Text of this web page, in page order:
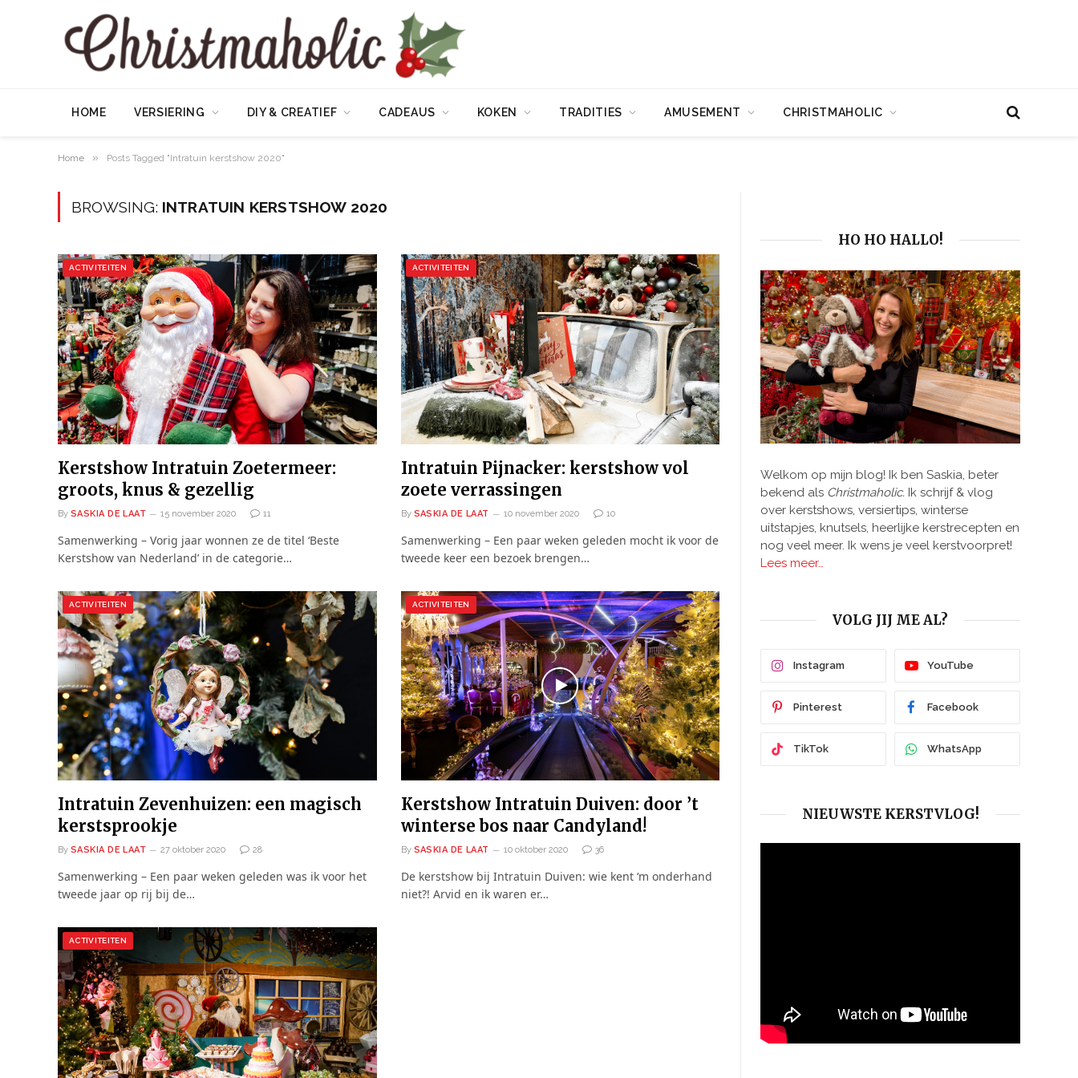
HOME VERSIERING DIY & CREATIEF CADEAUS KOKEN TRADITIES AMUSEMENT CHRISTMAHOLIC
Home » Posts Tagged "Intratuin kerstshow 2020"
BROWSING: INTRATUIN KERSTSHOW 2020
ACTIVITEITEN
Kerstshow Intratuin Zoetermeer:
groots, knus & gezellig
By SASKIA DE LAAT 15 november 2020 11
Samenwerking – Vorig jaar wonnen ze de titel ‘Beste
Kerstshow van Nederland’ in de categorie…
ACTIVITEITEN
Intratuin Pijnacker: kerstshow vol
zoete verrassingen
By SASKIA DE LAAT 10 november 2020 10
Samenwerking – Een paar weken geleden mocht ik voor de
tweede keer een bezoek brengen…
ACTIVITEITEN
Intratuin Zevenhuizen: een magisch
kerstsprookje
By SASKIA DE LAAT 27 oktober 2020 28
Samenwerking – Een paar weken geleden was ik voor het
tweede jaar op rij bij de…
ACTIVITEITEN
Kerstshow Intratuin Duiven: door ’t
winterse bos naar Candyland!
By SASKIA DE LAAT 10 oktober 2020 36
De kerstshow bij Intratuin Duiven: wie kent ‘m onderhand
niet?! Arvid en ik waren er…
ACTIVITEITEN
HO HO HALLO!
Welkom op mijn blog! Ik ben Saskia, beter
bekend als Christmaholic. Ik schrijf & vlog
over kerstshows, versiertips, winterse
uitstapjes, knutsels, heerlijke kerstrecepten en
nog veel meer. Ik wens je veel kerstvoorpret!
Lees meer…
VOLG JIJ ME AL?
Instagram YouTube
Pinterest Facebook
TikTok WhatsApp
NIEUWSTE KERSTVLOG!